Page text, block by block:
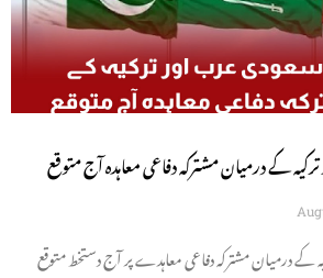
کے درمیان مشترکہ دفاعی معاہدہ آج متوقع
کے درمیان مشترکہ دفاعی معاہدے پر آج دستخط متوقع